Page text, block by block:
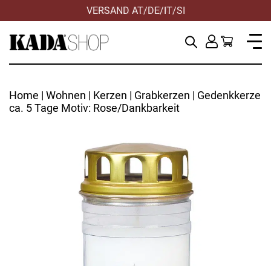
VERSAND AT/DE/IT/SI
Home | Wohnen | Kerzen | Grabkerzen | Gedenkkerze
ca. 5 Tage Motiv: Rose/Dankbarkeit